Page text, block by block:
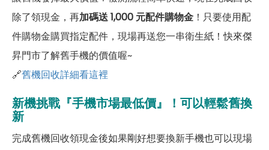
除了領現金，再加碼送 1,000 元配件購物金 ！只要使用配
件購物金購買指定配件，現場再送您一串衛生紙！快來傑
昇門市了解舊手機的價值喔~
🔗舊機回收詳細看這裡
新機挑戰『手機市場最低價』！可以輕鬆舊換
新
完成舊機回收領現金後如果剛好想要換新手機也可以現場